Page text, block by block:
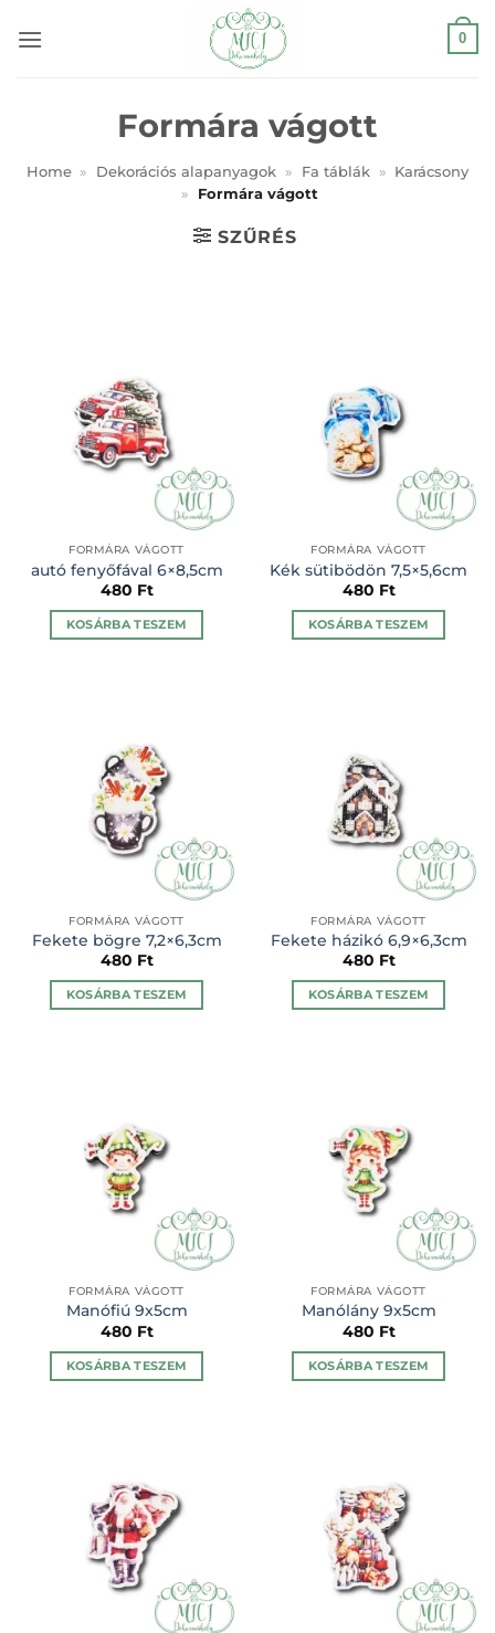
0
Formára vágott
Home » Dekorációs alapanyagok » Fa táblák » Karácsony
»
Formára vágott
SZŰRÉS
FORMÁRA VÁGOTT
autó fenyőfával 6×8,5cm
480 Ft
KOSÁRBA TESZEM
FORMÁRA VÁGOTT
Kék sütibödön 7,5×5,6cm
480 Ft
KOSÁRBA TESZEM
FORMÁRA VÁGOTT
Fekete bögre 7,2×6,3cm
480 Ft
KOSÁRBA TESZEM
FORMÁRA VÁGOTT
Fekete házikó 6,9×6,3cm
480 Ft
KOSÁRBA TESZEM
FORMÁRA VÁGOTT
Manófiú 9x5cm
480 Ft
KOSÁRBA TESZEM
FORMÁRA VÁGOTT
Manólány 9x5cm
480 Ft
KOSÁRBA TESZEM